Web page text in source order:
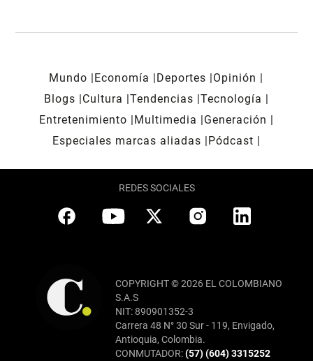
Mundo Economía Deportes
Opinión
Blogs
Cultura Tendencias Tecnología
Entretenimiento
Multimedia
Generación
Especiales marcas aliadas
Pódcast
REDES SOCIALES
COPYRIGHT © 2026 EL COLOMBIANO
S.A.S
NIT: 890901352-3
Carrera 48 N° 30 Sur - 119, Envigado,
Antioquia, Colombia.
CONMUTADOR:(57) (604) 3315252